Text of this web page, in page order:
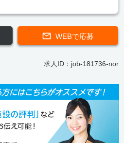
WEBで応募
求人ID：job-181736-nor